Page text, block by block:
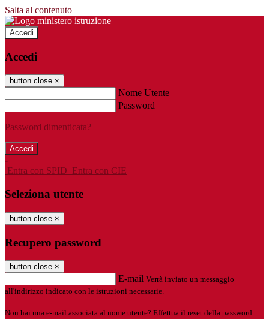
Salta al contenuto
Accedi
Accedi
button close ×
Nome Utente
Password
Password dimenticata?
-
Entra con SPID Entra con CIE
Seleziona utente
button close ×
Recupero password
button close ×
E-mail Verrà inviato un messaggio
all'indirizzo indicato con le istruzioni necessarie.
Non hai una e-mail associata al nome utente? Effettua il reset della password